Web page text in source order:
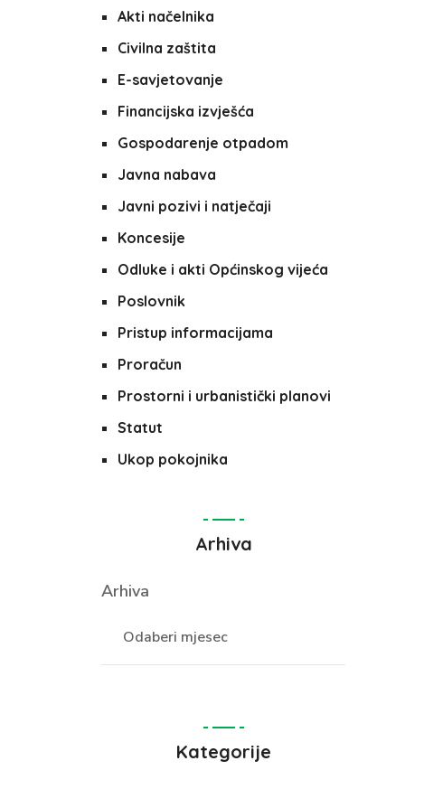
Akti načelnika
Civilna zaštita
E-savjetovanje
Financijska izvješća
Gospodarenje otpadom
Javna nabava
Javni pozivi i natječaji
Koncesije
Odluke i akti Općinskog vijeća
Poslovnik
Pristup informacijama
Proračun
Prostorni i urbanistički planovi
Statut
Ukop pokojnika
Arhiva
Arhiva
Kategorije